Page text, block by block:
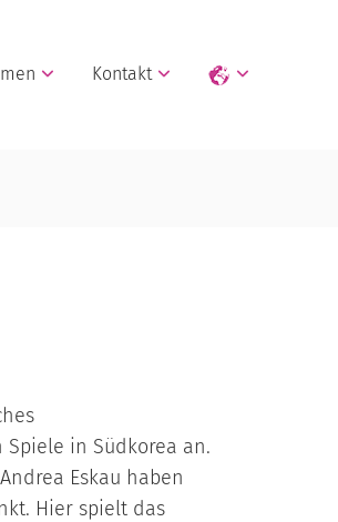
Kontakt
in Südkorea an.
Eskau haben
Hier spielt das